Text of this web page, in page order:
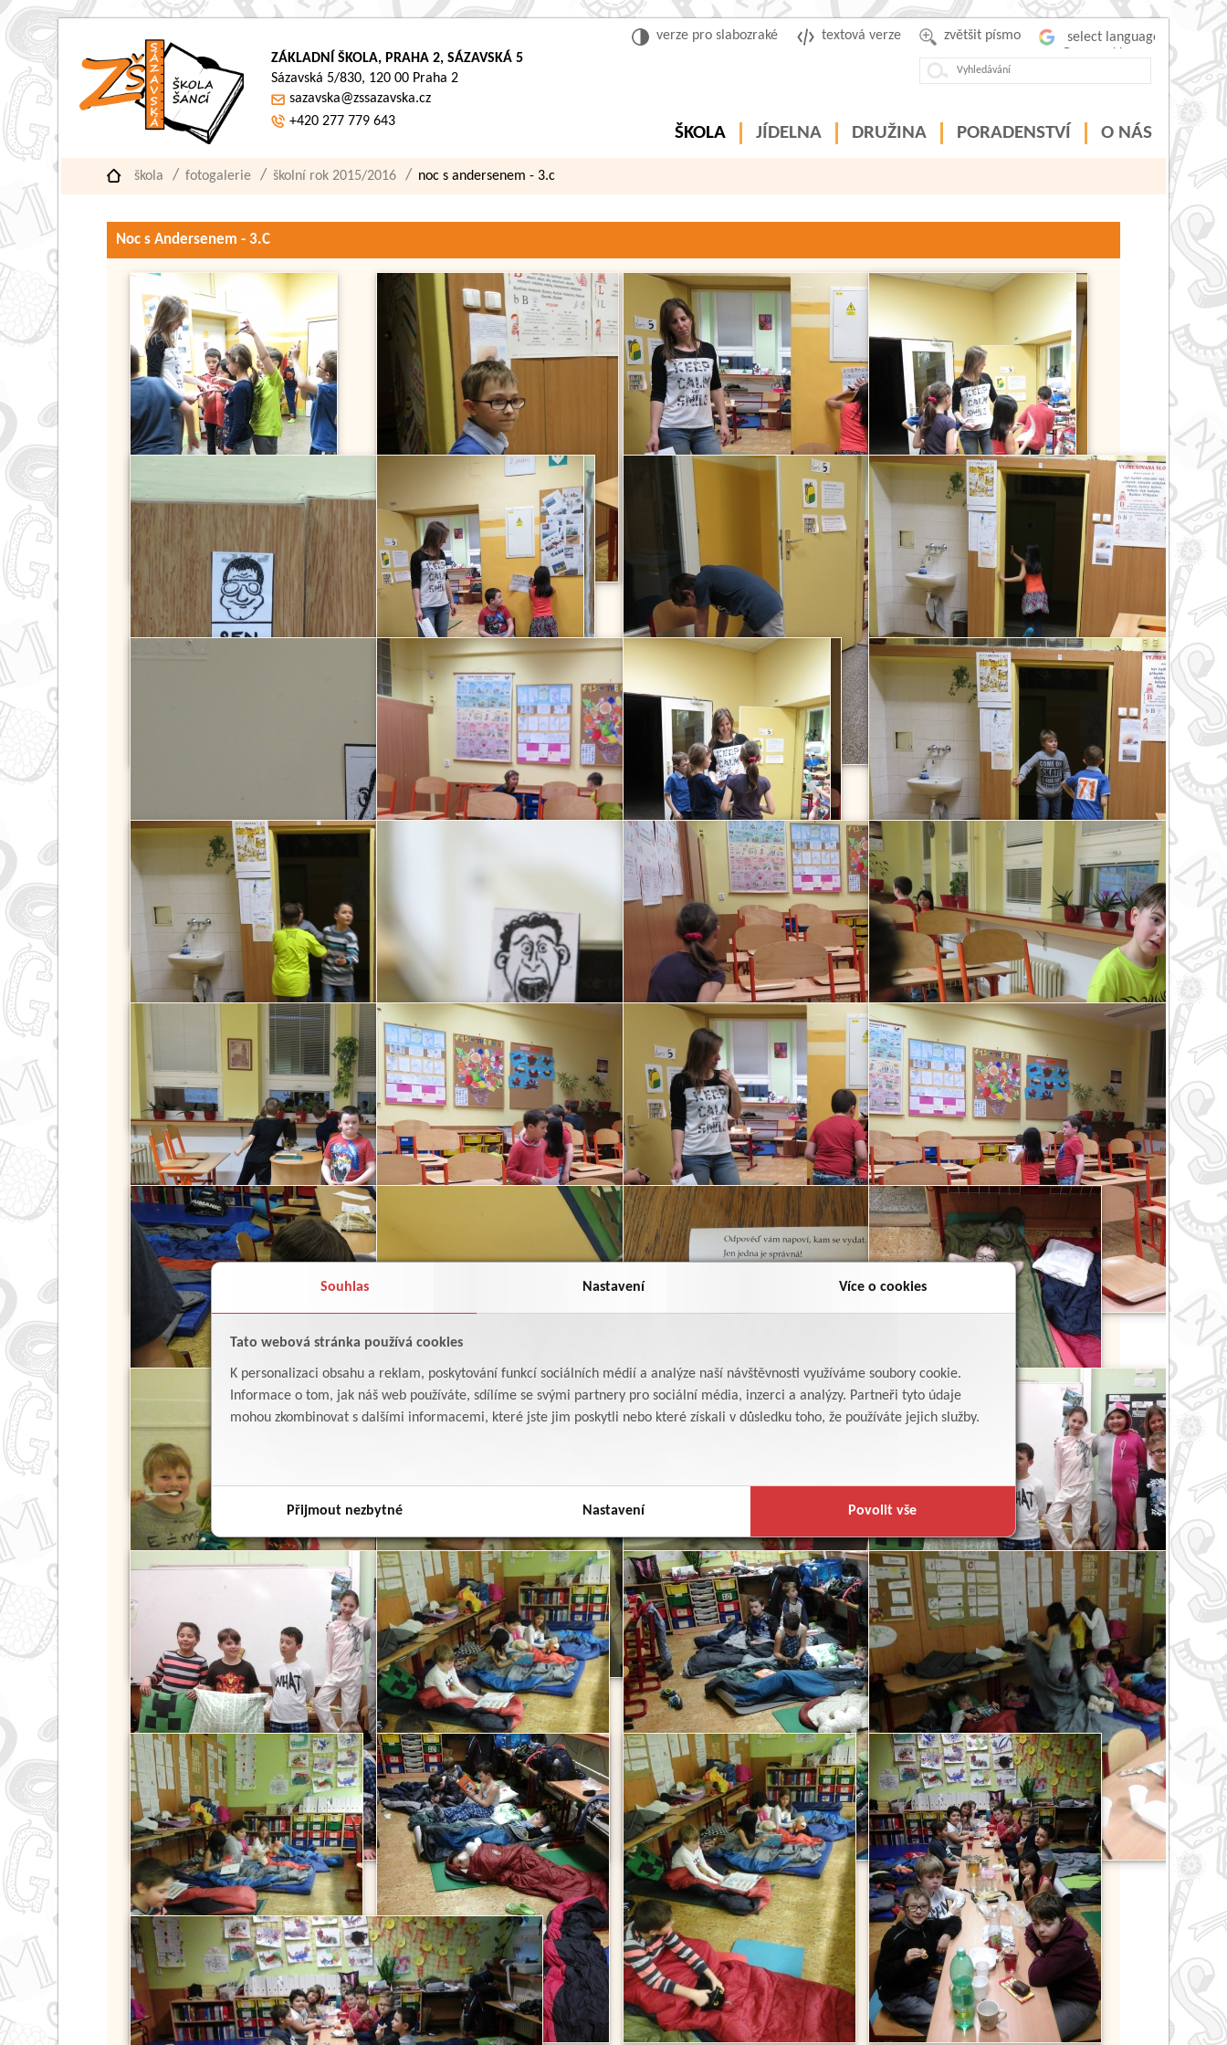
Souhlas Nastavení Více o cookies
Tato webová stránka používá cookies
K personalizaci obsahu a reklam, poskytování funkcí sociálních médií a analýze naší návštěvnosti využíváme soubory cookie.
Informace o tom, jak náš web používáte, sdílíme se svými partnery pro sociální média, inzerci a analýzy. Partneři tyto údaje
mohou zkombinovat s dalšími informacemi, které jste jim poskytli nebo které získali v důsledku toho, že používáte jejich služby.
Přijmout nezbytné Nastavení Povolit vše
zvětšit písmo
textová verze
verze pro slabozraké
ZÁKLADNÍ ŠKOLA, PRAHA 2, SÁZAVSKÁ 5
Sázavská 5/830, 120 00 Praha 2
sazavska@zssazavska.cz
+420 277 779 643
ŠKOLA JÍDELNA DRUŽINA PORADENSTVÍ O NÁS
škola fotogalerie školní rok 2015/2016 noc s andersenem - 3.c
Noc s Andersenem - 3.C